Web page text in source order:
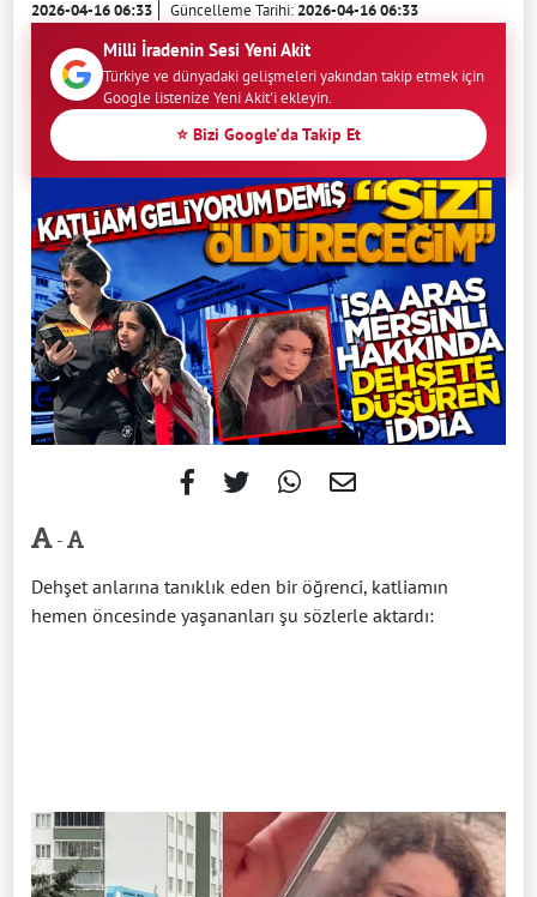
2026-04-16 06:33 Güncelleme Tarihi:2026-04-16 06:33
Milli İradenin Sesi Yeni Akit
Türkiye ve dünyadaki gelişmeleri yakından takip etmek için
Google listenize Yeni Akit'i ekleyin.
⭐ Bizi Google'da Takip Et
-
Dehşet anlarına tanıklık eden bir öğrenci, katliamın
hemen öncesinde yaşananları şu sözlerle aktardı: